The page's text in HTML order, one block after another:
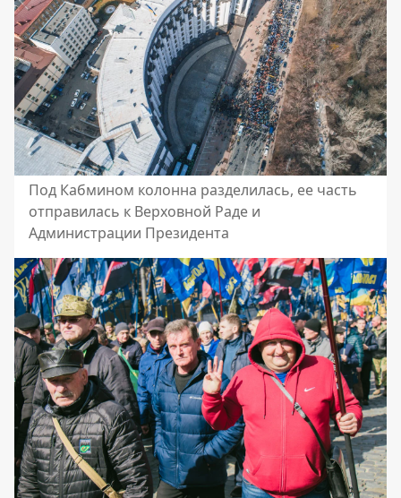
Под Кабмином колонна разделилась, ее часть
отправилась к Верховной Раде и
Администрации Президента